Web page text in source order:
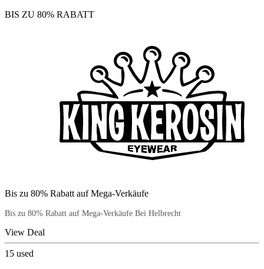
BIS ZU 80% RABATT
Bis zu 80% Rabatt auf Mega-Verkäufe
Bis zu 80% Rabatt auf Mega-Verkäufe Bei Helbrecht
View Deal
15 used